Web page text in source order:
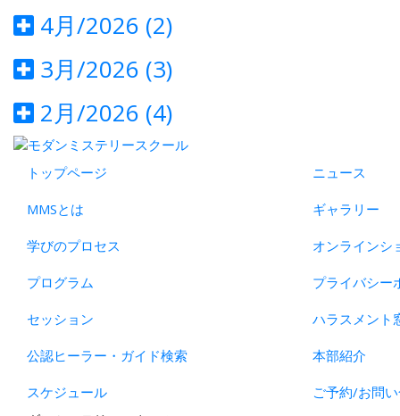
4月/2026 (2)
3月/2026 (3)
2月/2026 (4)
トップページ
MMSとは
学びのプロセス
プログラム
セッション
公認ヒーラー・ガイド検索
スケジュール
ニュース
ギャラリー
オンラインシ
プライバシー
ハラスメント
本部紹介
ご予約/お問